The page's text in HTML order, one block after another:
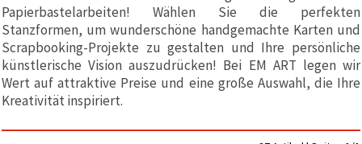
der Website
sicherzustellen,
Nutzungserlebnis
zu
verbessern
und, mit
Ihrer
den
Papierbastelarbeiten! Wählen Sie die perfekten
Stanzformen, um wunderschöne handgemachte Karten und
Scrapbooking-Projekte zu gestalten und Ihre persönliche
künstlerische Vision auszudrücken! Bei EM ART legen wir
Wert auf attraktive Preise und eine große Auswahl, die Ihre
Kreativität inspiriert.